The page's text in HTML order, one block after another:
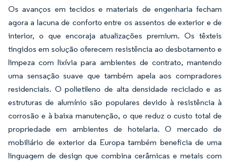
Os avanços em tecidos e materiais de engenharia fecham
agora a lacuna de conforto entre os assentos de exterior e de
interior, o que encoraja atualizações premium. Os têxteis
tingidos em solução oferecem resistência ao desbotamento e
limpeza com lixívia para ambientes de contrato, mantendo
uma sensação suave que também apela aos compradores
residenciais. O polietileno de alta densidade reciclado e as
estruturas de alumínio são populares devido à resistência à
corrosão e à baixa manutenção, o que reduz o custo total de
propriedade em ambientes de hotelaria. O mercado de
mobiliário de exterior da Europa também beneficia de uma
linguagem de design que combina cerâmicas e metais com